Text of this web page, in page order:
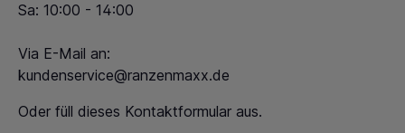
Sa: 10:00 - 14:00
Via E-Mail an:
kundenservice@ranzenmaxx.de
Oder füll dieses Kontaktformular aus.